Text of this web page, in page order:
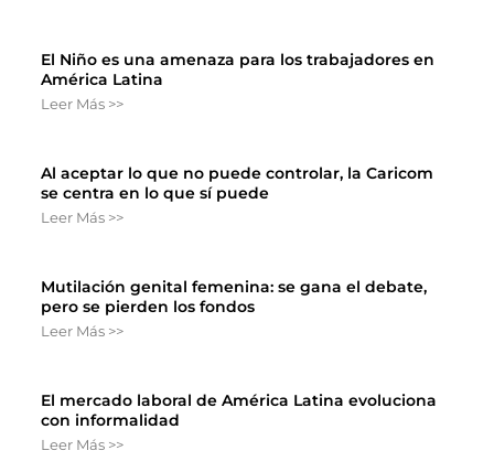
El Niño es una amenaza para los trabajadores en
América Latina
Leer Más >>
Al aceptar lo que no puede controlar, la Caricom
se centra en lo que sí puede
Leer Más >>
Mutilación genital femenina: se gana el debate,
pero se pierden los fondos
Leer Más >>
El mercado laboral de América Latina evoluciona
con informalidad
Leer Más >>